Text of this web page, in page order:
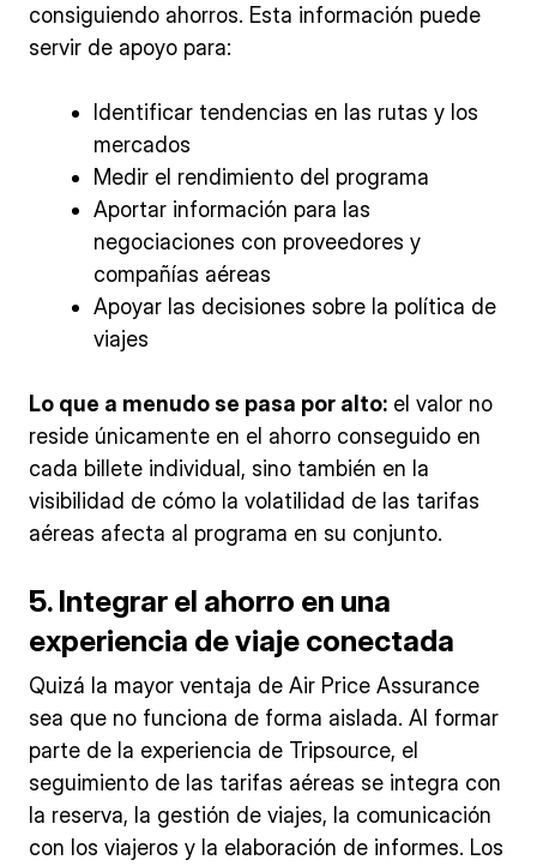
consiguiendo ahorros. Esta información puede
servir de apoyo para:
Identificar tendencias en las rutas y los
mercados
Medir el rendimiento del programa
Aportar información para las
negociaciones con proveedores y
compañías aéreas
Apoyar las decisiones sobre la política de
viajes
Lo que a menudo se pasa por alto: el valor no
reside únicamente en el ahorro conseguido en
cada billete individual, sino también en la
visibilidad de cómo la volatilidad de las tarifas
aéreas afecta al programa en su conjunto.
5. Integrar el ahorro en una
experiencia de viaje conectada
Quizá la mayor ventaja de Air Price Assurance
sea que no funciona de forma aislada. Al formar
parte de la experiencia de Tripsource, el
seguimiento de las tarifas aéreas se integra con
la reserva, la gestión de viajes, la comunicación
con los viajeros y la elaboración de informes. Los